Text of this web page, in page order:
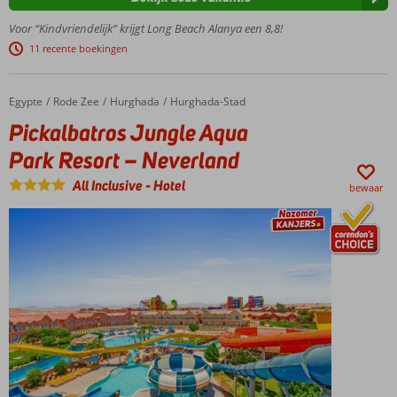
Luxe
kamers,
suites
en
Kermis met
reuzenrad
en
botsauto's?
Check!
Voor “Kindvriendelijk” krijgt Long Beach Alanya een 8,8!
11 recente boekingen
Home
Egypte Rode Zee Hurghada Hurghada-Stad
Pickalbatros Jungle Aqua Park Resort – Neverland
Pickalbatros Jungle Aqua
Park Resort – Neverland
All Inclusive-Hotel bewaar